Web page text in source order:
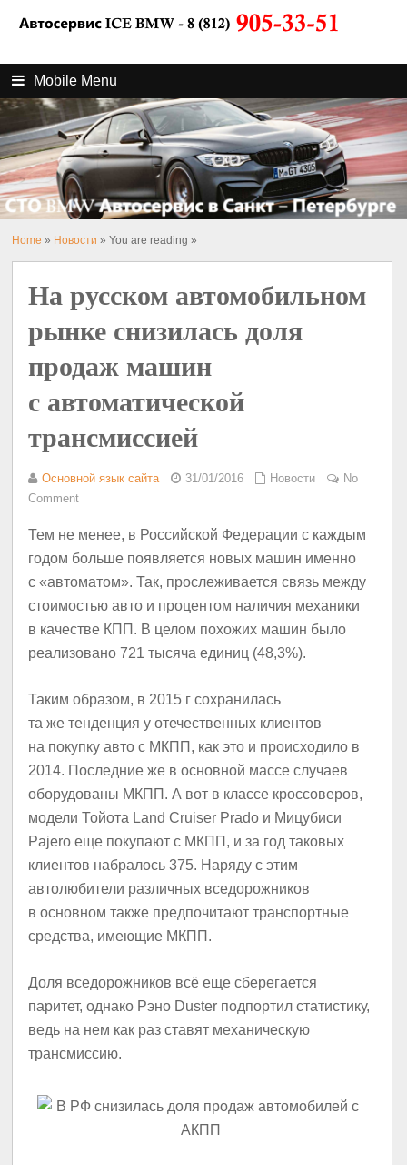
Mobile Menu
Home » Новости » You are reading »
На русском автомобильном
рынке снизилась доля
продаж машин
с автоматической
трансмиссией
Основной язык сайта 31/01/2016 Новости
No
Comment
Тем не менее, в Российской Федерации с каждым
годом больше появляется новых машин именно
с «автоматом». Так, прослеживается связь между
стоимостью авто и процентом наличия механики
в качестве КПП. В целом похожих машин было
реализовано 721 тысяча единиц (48,3%).
Таким образом, в 2015 г сохранилась
та же тенденция у отечественных клиентов
на покупку авто с МКПП, как это и происходило в
2014. Последние же в основной массе случаев
оборудованы МКПП. А вот в классе кроссоверов,
модели Тойота Land Cruiser Prado и Мицубиси
Pajero еще покупают с МКПП, и за год таковых
клиентов набралось 375. Наряду с этим
автолюбители различных вседорожников
в основном также предпочитают транспортные
средства, имеющие МКПП.
Доля вседорожников всё еще сберегается
паритет, однако Рэно Duster подпортил статистику,
ведь на нем как раз ставят механическую
трансмиссию.